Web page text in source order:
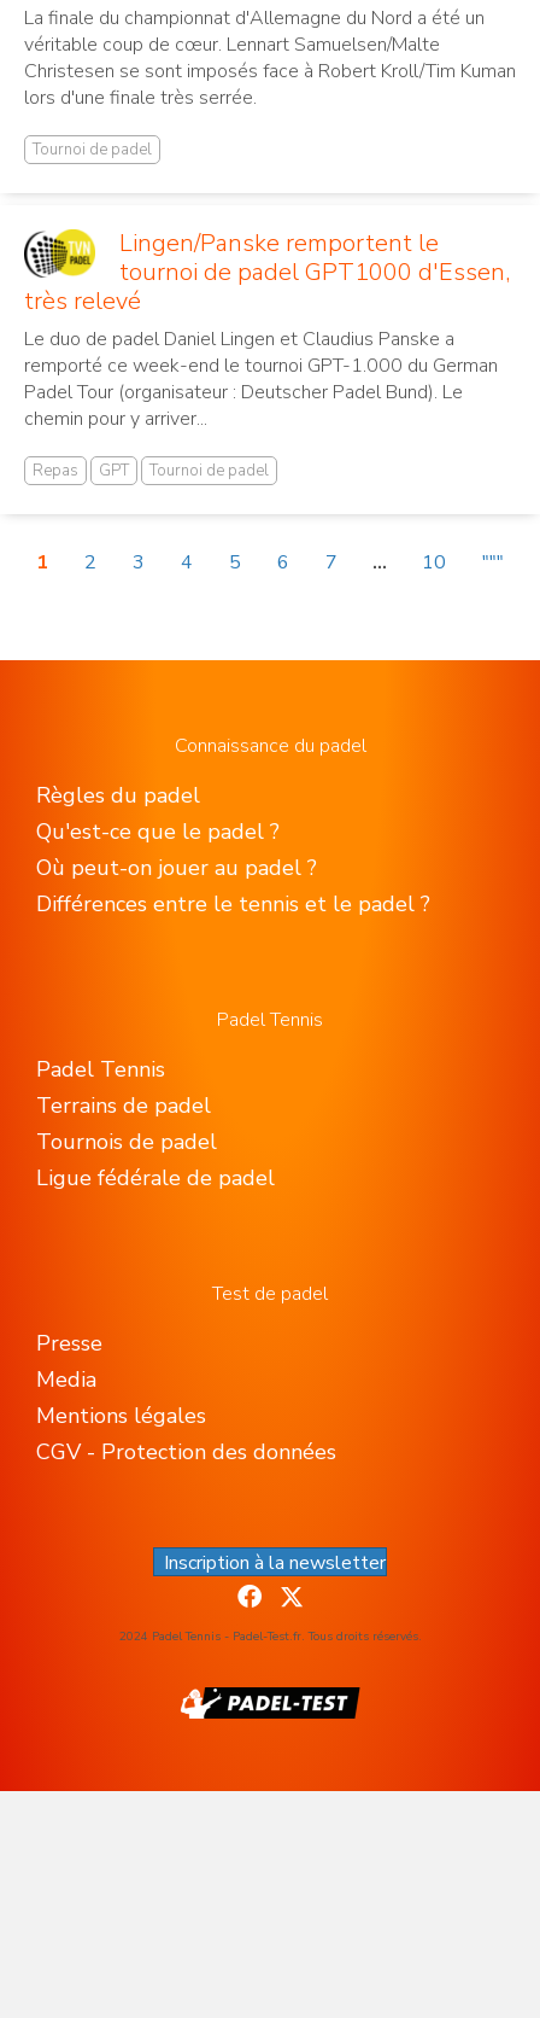
La finale du championnat d'Allemagne du Nord a été un
véritable coup de cœur. Lennart Samuelsen/Malte
Christesen se sont imposés face à Robert Kroll/Tim Kuman
lors d'une finale très serrée.
Tournoi de padel
Lingen/Panske remportent le
tournoi de padel GPT1000 d'Essen,
très relevé
Le duo de padel Daniel Lingen et Claudius Panske a
remporté ce week-end le tournoi GPT-1.000 du German
Padel Tour (organisateur : Deutscher Padel Bund). Le
chemin pour y arriver...
Repas GPT Tournoi de padel
1 2 3 4 5 6 7 ... 10 """
Connaissance du padel
Règles du padel
Qu'est-ce que le padel ?
Où peut-on jouer au padel ?
Différences entre le tennis et le padel ?
Padel Tennis
Padel Tennis
Terrains de padel
Tournois de padel
Ligue fédérale de padel
Test de padel
Presse
Media
Mentions légales
CGV - Protection des données
Inscription à la newsletter
2024 Padel Tennis - Padel-Test.fr. Tous droits réservés.